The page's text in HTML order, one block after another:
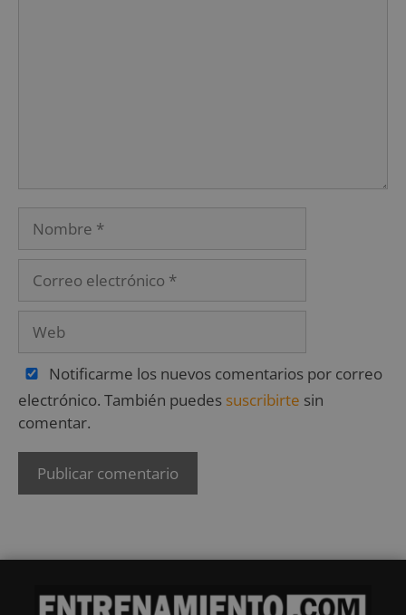
Notificarme los nuevos comentarios por correo
electrónico. También puedes suscribirte sin
comentar.